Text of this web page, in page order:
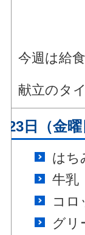
今週は給
献立のタ
23日（金曜
はち
牛乳
コロ
グリ